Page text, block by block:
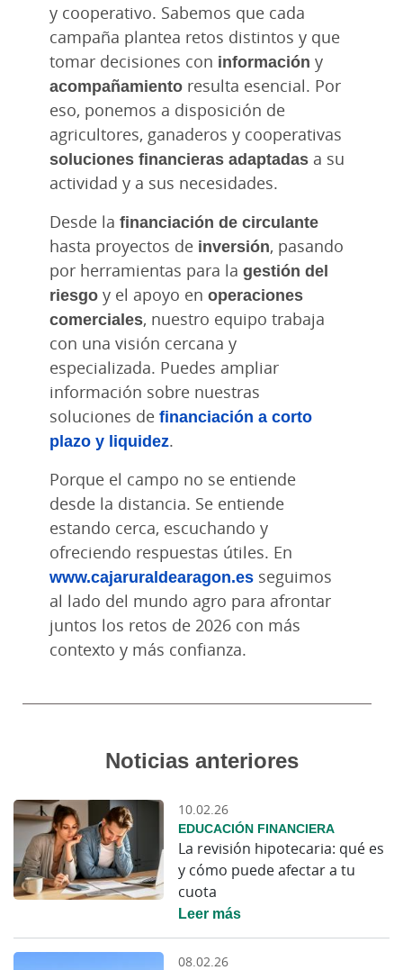
y cooperativo. Sabemos que cada
campaña plantea retos distintos y que
tomar decisiones con información y
acompañamiento resulta esencial. Por
eso, ponemos a disposición de
agricultores, ganaderos y cooperativas
soluciones financieras adaptadas a su
actividad y a sus necesidades.
Desde la financiación de circulante
hasta proyectos de inversión, pasando
por herramientas para la gestión del
riesgo y el apoyo en operaciones
comerciales, nuestro equipo trabaja
con una visión cercana y
especializada. Puedes ampliar
información sobre nuestras
soluciones de financiación a corto
plazo y liquidez.
Porque el campo no se entiende
desde la distancia. Se entiende
estando cerca, escuchando y
ofreciendo respuestas útiles. En
www.cajaruraldearagon.es seguimos
al lado del mundo agro para afrontar
juntos los retos de 2026 con más
contexto y más confianza.
Noticias anteriores
10.02.26
EDUCACIÓN FINANCIERA
La revisión hipotecaria: qué es
y cómo puede afectar a tu
cuota
Leer más
08.02.26